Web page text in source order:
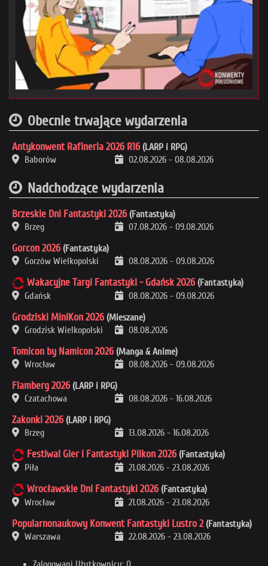
Obecnie trwające wydarzenia
Antykonwent Rafineria 2026 R16 (LARP i RPG)
Baborów
02.08.2026 - 08.08.2026
Nadchodzące wydarzenia
Brzeskie Dni Fantastyki 2026 (Fantastyka)
Brzeg
07.08.2026 - 09.08.2026
Gorcon 2026 (Fantastyka)
Gorzów Wielkopolski
08.08.2026 - 09.08.2026
Wakacyjne Targi Fantastyki - Gdańsk 2026 (Fantastyka)
Gdańsk
08.08.2026 - 09.08.2026
Grodziski MiniKon 2026 (Mieszane)
Grodzisk Wielkopolski
08.08.2026
Tomicon by Namicon 2026 (Manga & Anime)
Wrocław
08.08.2026 - 09.08.2026
Flamberg 2026 (LARP i RPG)
Czatachowa
08.08.2026 - 16.08.2026
Zakonki 2026 (LARP i RPG)
Brzeg
13.08.2026 - 16.08.2026
Festiwal Gier i Fantastyki Pilkon 2026 (Fantastyka)
Piła
21.08.2026 - 23.08.2026
Wrocławskie Dni Fantastyki 2026 (Fantastyka)
Wrocław
21.08.2026 - 23.08.2026
Popularnonaukowy Konwent Fantastyki Lustro 2 (Fantastyka)
Warszawa
22.08.2026 - 23.08.2026